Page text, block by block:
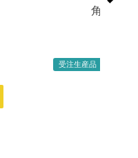
角マクラ
受注生産品